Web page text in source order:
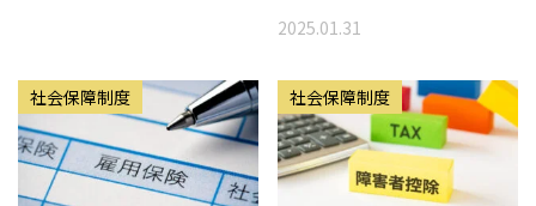
2025.01.31
社会保障制度 社会保障制度